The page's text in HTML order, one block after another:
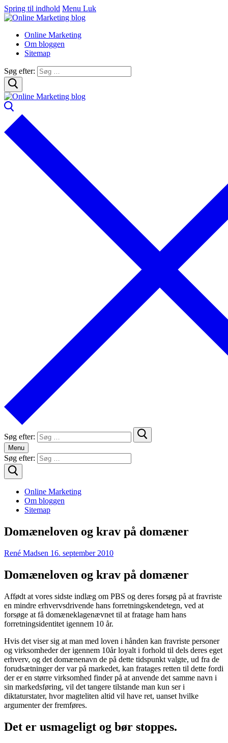
Spring til indhold Menu Luk
Online Marketing
Om bloggen
Sitemap
Søg efter:
Søg efter:
Menu
Søg efter:
Online Marketing
Om bloggen
Sitemap
Domæneloven og krav på domæner
René Madsen 16. september 2010
Domæneloven og krav på domæner
Affødt at vores sidste indlæg om PBS og deres forsøg på at fravriste
en mindre erhvervsdrivende hans forretningskendetegn, ved at
forsøge at få domæneklagenævnet til at fratage ham hans
forretningsidentitet igennem 10 år.
Hvis det viser sig at man med loven i hånden kan fravriste personer
og virksomheder der igennem 10år loyalt i forhold til dels deres eget
erhverv, og det domænenavn de på dette tidspunkt valgte, ud fra de
forudsætninger der var på markedet, kan fratages retten til dette fordi
der er en større virksomhed finder på at anvende det samme navn i
sin markedsføring, vil det tangere tilstande man kun ser i
diktaturstater, hvor magteliten altid vil have ret, uanset hvilke
argumenter der fremføres.
Det er usmageligt og bør stoppes.